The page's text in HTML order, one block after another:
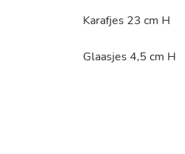
Karafjes 23 cm H
Glaasjes 4,5 cm H